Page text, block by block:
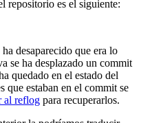
repositorio es el siguiente:
desaparecido que era lo
se ha desplazado un commit
quedado en el estado del
que estaban en el commit se
al reflog para recuperarlos.